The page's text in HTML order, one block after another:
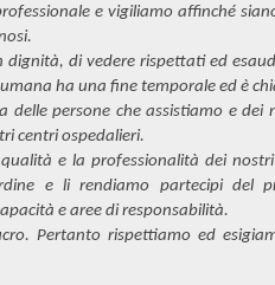
e vigiliamo affinché
di vedere rispettati ed
ha una fine temporale ed è
delle persone che assistiamo e
centri ospedalieri.
e la professionalità dei
e li rendiamo partecipi del
e aree di responsabilità.
Pertanto rispettiamo ed